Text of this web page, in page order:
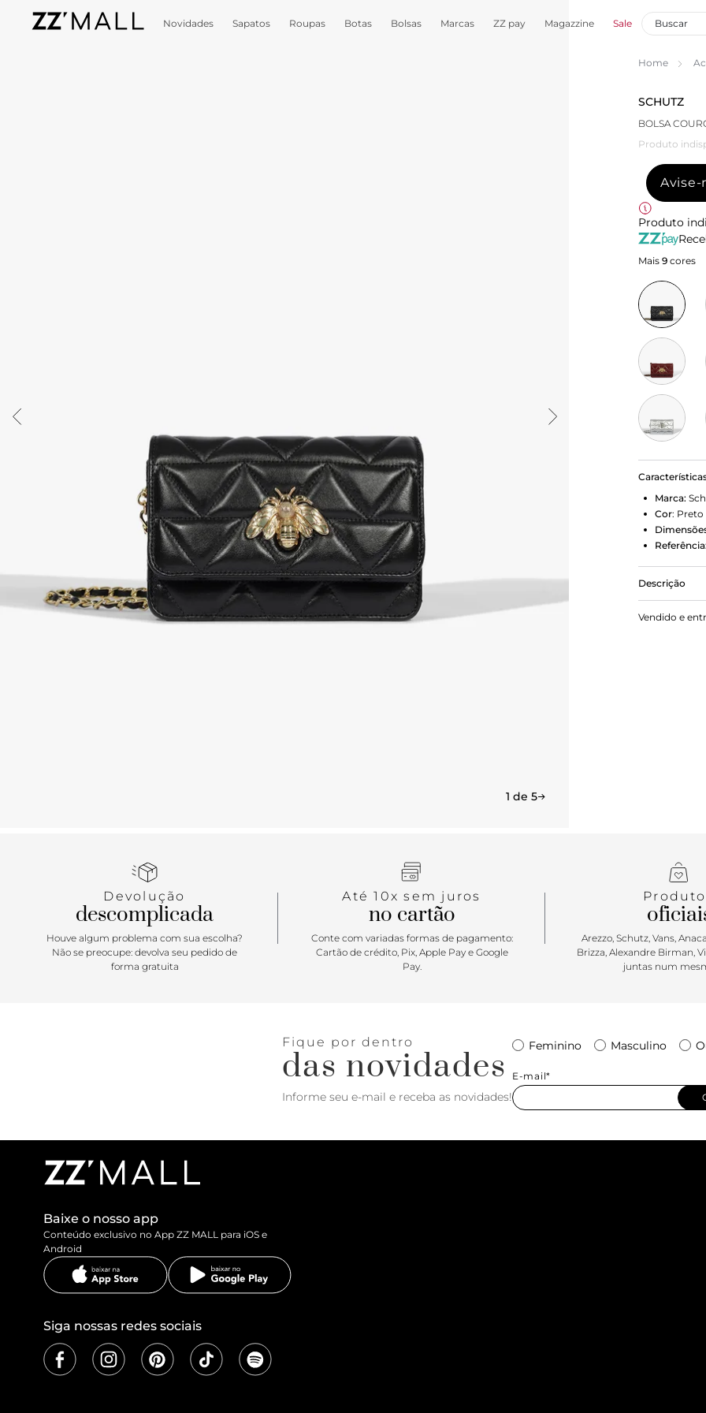
Novidades Sapatos Roupas Botas Bolsas Marcas ZZ pay Magazzine Sale
1 de 5
Home
SCHUTZ
BOLSA
Produto
Avise-
Produto
Mais 9 cores
Marca:
Cor: Preto
Referência:
Descrição
Um
elegância e
Vendido e
Devolução
descomplicada
Houve algum problema com sua escolha?
Não se preocupe: devolva seu pedido de
forma gratuita
Até 10x sem juros
no cartão
Conte com variadas formas de pagamento:
Cartão de crédito, Pix, Apple Pay e Google
Pay.
Arezzo, Schutz, Vans,
Brizza, Alexandre Birman,
juntas num
Fique por dentro
das novidades
Informe seu e-mail e receba as novidades!
Feminino Masculino
E-mail*
Baixe o nosso app
Conteúdo exclusivo no App ZZ MALL para iOS e
Android
Siga nossas redes sociais